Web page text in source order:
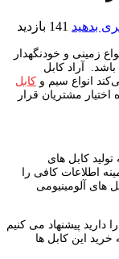
بدهید 141 بازدید
زمینی و خودنگهدار
آراد کابل
انواع سیم و کابل
اختیار مشتریان قرار
تولید کابل های
اطلاعات کافی را
های آلومینیومی
دارید پیشنهاد می کنیم
خرید این کابل ها